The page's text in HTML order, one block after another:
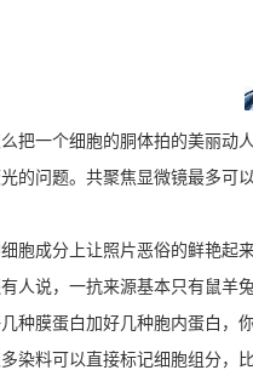
把一个细胞的胴体拍的美丽
的问题。共聚焦显微镜最多
胞成分上让照片恶俗的鲜艳
人说，一抗来源基本只有鼠
种膜蛋白加好几种胞内蛋白
染料可以直接标记细胞组分，